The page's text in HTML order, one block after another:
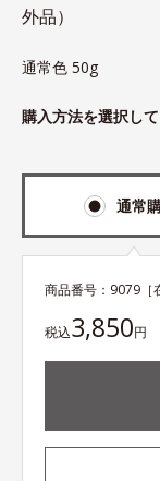
外品）
通常色 50g
購入方法を選択して
通常
商品番号： 9079
税込3,850円